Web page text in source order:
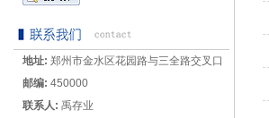
地址: 郑州市金水区花园路与三全路交叉口
邮编: 450000
联系人: 禹存业